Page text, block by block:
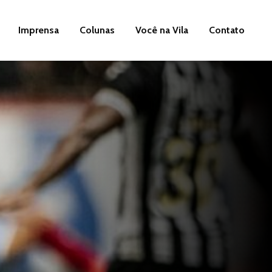
Imprensa Colunas Você na Vila Contato